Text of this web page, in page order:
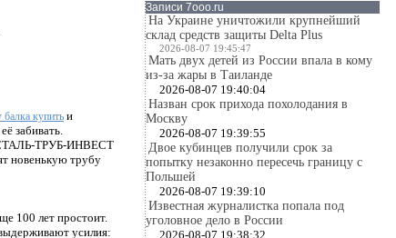
балка купить и
забивать.
СТАЛЬ-ТРУБ-ИНВЕСТ
новенькую трубу
100 лет простоит.
усилия:
Записи 7ooo.ru
На Украине уничтожили крупнейший
склад средств защиты Delta Plus
2026-08-07 19:45:47
Мать двух детей из России впала в кому
из-за жары в Таиланде
2026-08-07 19:40:04
Назван срок прихода похолодания в
Москву
2026-08-07 19:39:55
Двое кубинцев получили срок за
попытку незаконно пересечь границу с
Польшей
2026-08-07 19:39:10
Известная журналистка попала под
уголовное дело в России
2026-08-07 19:38:32